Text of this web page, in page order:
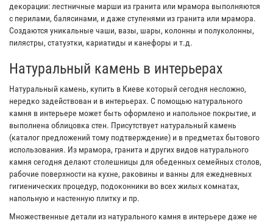
декорации: лестничные марши из гранита или мрамора выполняются
с перилами, балясинами, и даже ступенями из гранита или мрамора.
Создаются уникальные чаши, вазы, шары, колонны и полуколонны,
пилястры, статуэтки, кариатиды и канефоры и т.д.
Натуральный камень в интерьерах
Натуральный камень, купить в Киеве который сегодня несложно,
нередко задействован и в интерьерах. С помощью натурального
камня в интерьере может быть оформлено и напольное покрытие, и
выполнена облицовка стен. Присутствует натуральный камень
(каталог предложений тому подтверждение) и в предметах бытового
использования. Из мрамора, гранита и других видов натурального
камня сегодня делают столешницы для обеденных семейных столов,
рабочие поверхности на кухне, раковины и ванны для ежедневных
гигиенических процедур, подоконники во всех жилых комнатах,
напольную и настенную плитку и пр.
Множественные детали из натурального камня в интерьере даже не